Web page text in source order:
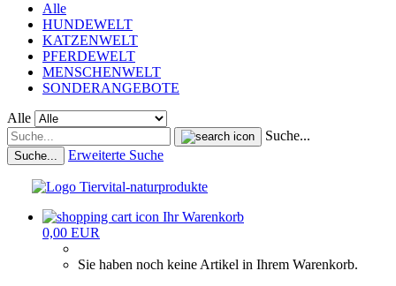
Alle
HUNDEWELT
KATZENWELT
PFERDEWELT
MENSCHENWELT
SONDERANGEBOTE
Alle
Suche...
Suche... Erweiterte Suche
Ihr Warenkorb
0,00 EUR
Sie haben noch keine Artikel in Ihrem Warenkorb.